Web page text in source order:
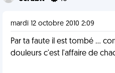
mardi 12 octobre 2010 2:09
Par ta faute il est tombé ...
douleurs c'est l'affaire de